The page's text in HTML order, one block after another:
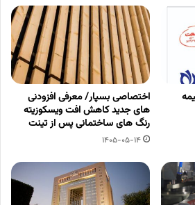
در نیمه
اختصاصی بسپار/ معرفی افزودنی
های جدید کاهش افت ویسکوزیته
رنگ های ساختمانی پس از تینت
1405-05-14